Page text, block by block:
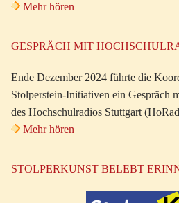
Mehr hören
GESPRÄCH MIT
Ende Dezember 2024 führte die
Stolperstein-Initiativen ein Gespräch
des Hochschulradios Stuttgart
Mehr hören
STOLPERKUNST BELEBT